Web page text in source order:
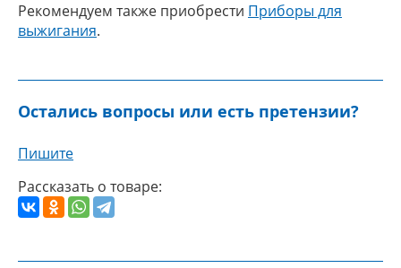
Рекомендуем также приобрести Приборы для
выжигания.
Остались вопросы или есть претензии?
Пишите
Рассказать о товаре: